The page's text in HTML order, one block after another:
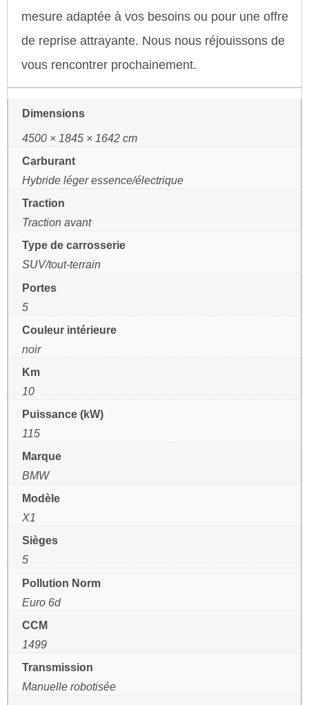
mesure adaptée à vos besoins ou pour une offre
de reprise attrayante. Nous nous réjouissons de
vous rencontrer prochainement.
Dimensions
4500 × 1845 × 1642 cm
Carburant
Hybride léger essence/électrique
Traction
Traction avant
Type de carrosserie
SUV/tout-terrain
Portes
5
Couleur intérieure
noir
Km
10
Puissance (kW)
115
Marque
BMW
Modèle
X1
Sièges
5
Pollution Norm
Euro 6d
CCM
1499
Transmission
Manuelle robotisée